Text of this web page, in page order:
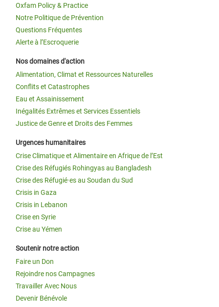
Oxfam Policy & Practice
Notre Politique de Prévention
Questions Fréquentes
Alerte à l’Escroquerie
Nos domaines d'action
Alimentation, Climat et Ressources Naturelles
Conflits et Catastrophes
Eau et Assainissement
Inégalités Extrêmes et Services Essentiels
Justice de Genre et Droits des Femmes
Urgences humanitaires
Crise Climatique et Alimentaire en Afrique de l’Est
Crise des Réfugiés Rohingyas au Bangladesh
Crise des Réfugié·es au Soudan du Sud
Crisis in Gaza
Crisis in Lebanon
Crise en Syrie
Crise au Yémen
Soutenir notre action
Faire un Don
Rejoindre nos Campagnes
Travailler Avec Nous
Devenir Bénévole